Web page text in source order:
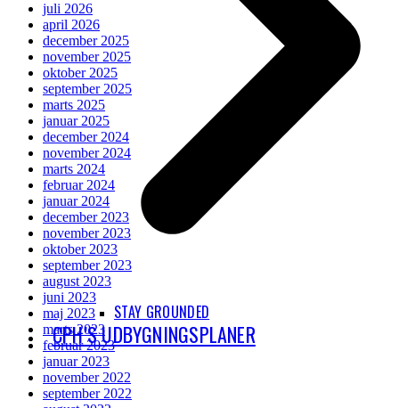
STAY GROUNDED
CPH’S UDBYGNINGSPLANER
juli 2026
april 2026
december 2025
november 2025
oktober 2025
september 2025
marts 2025
januar 2025
december 2024
november 2024
marts 2024
februar 2024
januar 2024
december 2023
november 2023
oktober 2023
september 2023
august 2023
juni 2023
maj 2023
marts 2023
februar 2023
januar 2023
november 2022
september 2022